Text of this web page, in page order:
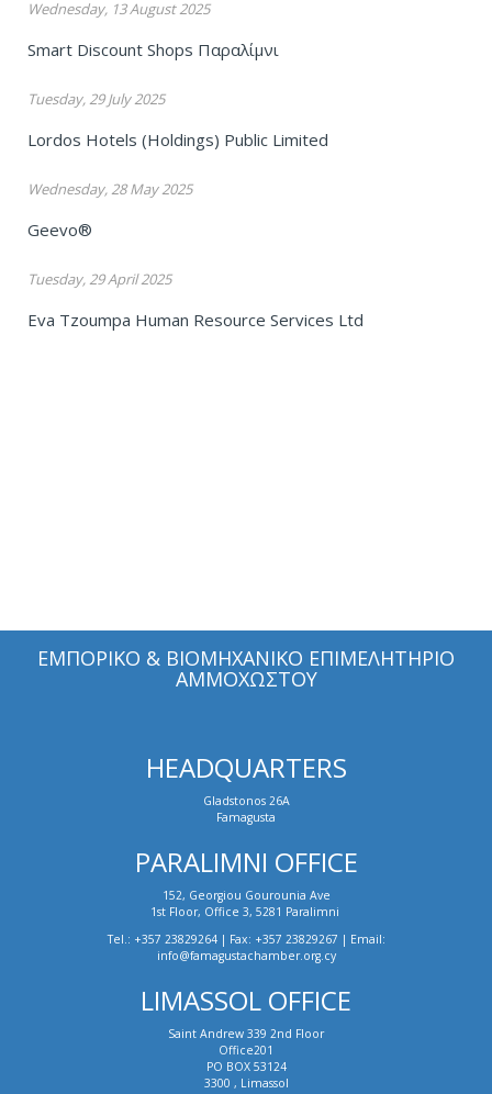
Wednesday, 13 August 2025
Smart Discount Shops Παραλίμνι
Tuesday, 29 July 2025
Lordos Hotels (Holdings) Public Limited
Wednesday, 28 May 2025
Geevo®
Tuesday, 29 April 2025
Eva Tzoumpa Human Resource Services Ltd
ΕΜΠΟΡΙΚΟ & ΒΙΟΜΗΧΑΝΙΚΟ ΕΠΙΜΕΛΗΤΗΡΙΟ
ΑΜΜΟΧΩΣΤΟΥ
HEADQUARTERS
Gladstonos 26A
Famagusta
PARALIMNI OFFICE
152, Georgiou Gourounia Ave
1st Floor, Office 3, 5281 Paralimni
Tel.: +357 23829264 | Fax: +357 23829267 | Email:
info@famagustachamber.org.cy
LIMASSOL OFFICE
Saint Andrew 339 2nd Floor
Office201
PO BOX 53124
3300 , Limassol